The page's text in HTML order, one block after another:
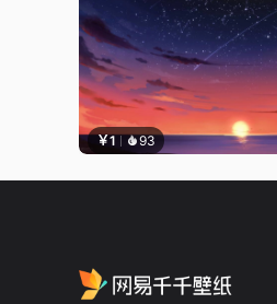
￥1 93